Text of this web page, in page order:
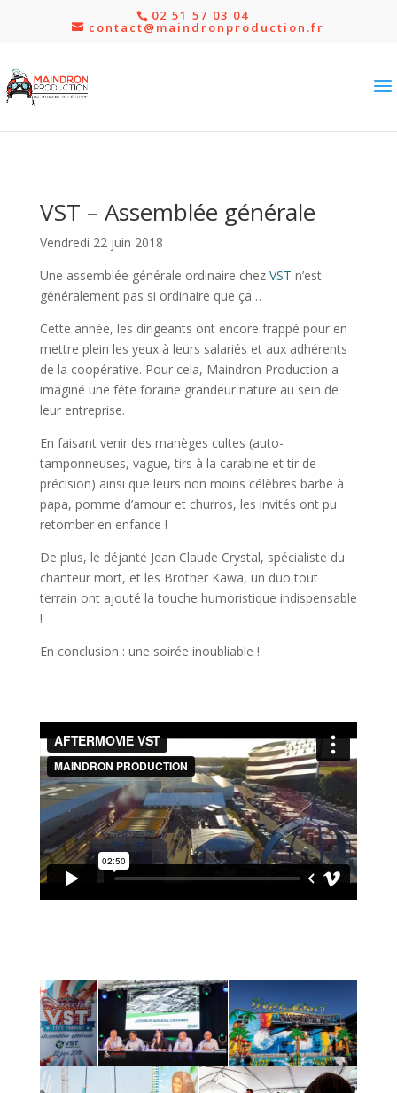
02 51 57 03 04
contact@maindronproduction.fr
VST – Assemblée générale
Vendredi 22 juin 2018
Une assemblée générale ordinaire chez VST n’est
généralement pas si ordinaire que ça…
Cette année, les dirigeants ont encore frappé pour en
mettre plein les yeux à leurs salariés et aux adhérents
de la coopérative. Pour cela, Maindron Production a
imaginé une fête foraine grandeur nature au sein de
leur entreprise.
En faisant venir des manèges cultes (auto-
tamponneuses, vague, tirs à la carabine et tir de
précision) ainsi que leurs non moins célèbres barbe à
papa, pomme d’amour et churros, les invités ont pu
retomber en enfance !
De plus, le déjanté Jean Claude Crystal, spécialiste du
chanteur mort, et les Brother Kawa, un duo tout
terrain ont ajouté la touche humoristique indispensable
!
En conclusion : une soirée inoubliable !